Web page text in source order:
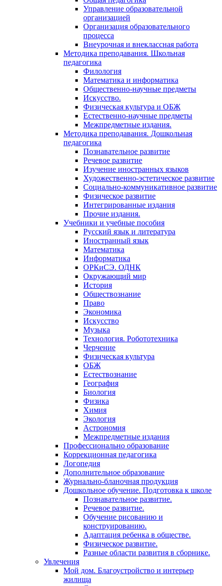
Управление образовательной
организацией
Организация образовательного
процесса
Внеурочная и внеклассная работа
Методика преподавания. Школьная
педагогика
Филология
Математика и информатика
Общественно-научные предметы
Искусство.
Физическая культура и ОБЖ
Естественно-научные предметы
Межпредметные издания.
Методика преподавания. Дошкольная
педагогика
Познавательное развитие
Речевое развитие
Изучение иностранных языков
Художественно-эстетическое развитие
Социально-коммуникативное развитие
Физическое развитие
Интегрированные издания
Прочие издания.
Учебники и учебные пособия
Русский язык и литература
Иностранный язык
Математика
Информатика
ОРКиСЭ. ОДНК
Окружающий мир
История
Обществознание
Право
Экономика
Искусство
Музыка
Технология. Робототехника
Черчение
Физическая культура
ОБЖ
Естествознание
География
Биология
Физика
Химия
Экология
Астрономия
Межпредметные издания
Профессионально образование
Коррекционная педагогика
Логопедия
Дополнительное образование
Журнально-бланочная продукция
Дошкольное обучение. Подготовка к школе
Познавательное развитие.
Речевое развитие.
Обучение рисованию и
конструированию.
Адаптация ребенка в обществе.
Физическое развитие.
Разные области развития в сборнике.
Увлечения
Мой дом. Благоустройство и интерьер
жилища